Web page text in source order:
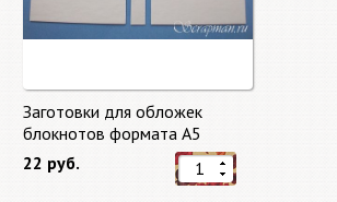
Заготовки для обложек
блокнотов формата А5
22 руб.